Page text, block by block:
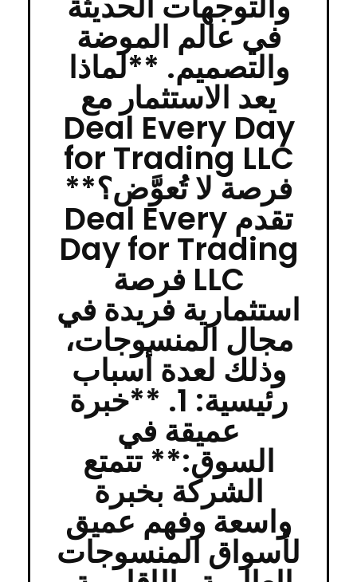
في عالم الموضة
والتصميم. **لماذا
يعد الاستثمار مع
Deal Every Day
for Trading LLC
فرصة لا تُعوَّض؟**
تقدم Deal Every
Day for Trading
LLC فرصة
استثمارية فريدة في
مجال المنسوجات،
وذلك لعدة أسباب
رئيسية: 1. **خبرة
عميقة في
السوق:** تتمتع
الشركة بخبرة
واسعة وفهم عميق
لأسواق المنسوجات